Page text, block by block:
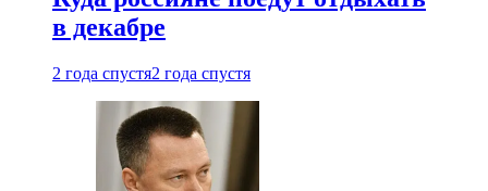
в декабре
2 года спустя2 года спустя